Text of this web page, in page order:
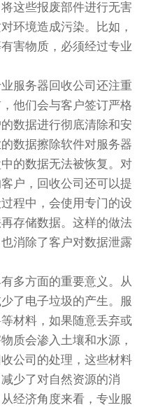
这些报废部件进行无害
环境造成污染。比如，
害物质，必须经过专业
服务器回收公司还注重
他们会与客户签订严格
数据进行彻底清除和安
数据擦除软件对服务器
的数据无法被恢复。对
户，回收公司还可以提
程中，会使用专门的设
存储数据。这样的做法
消除了客户对数据泄露
多方面的重要意义。从
了电子垃圾的产生。服
材料，如果随意丢弃或
质会渗入土壤和水源，
公司的处理，这些材料
少了对自然资源的消
经济角度来看，专业服